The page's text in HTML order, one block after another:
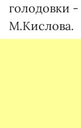
голодовки
М.Кислова.